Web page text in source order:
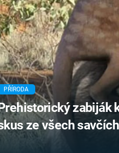
NAPOLEON
BONAPARTE
BRITSKÁ
KRÁLOVSKÁ
RODINA
PŘÍRODA
zabiják
ze všech